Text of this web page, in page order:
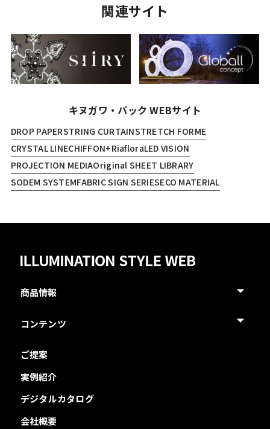
関連サイト
キヌガワ・パック WEBサイト
DROP PAPERSTRING CURTAINSTRETCH FORME
CRYSTAL LINECHIFFON+RiafloraLED VISION
PROJECTION MEDIAOriginal SHEET LIBRARY
SODEM SYSTEMFABRIC SIGN SERIESECO MATERIAL
商品情報
コンテンツ
ご提案
実例紹介
デジタルカタログ
会社概要